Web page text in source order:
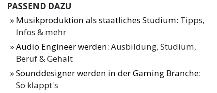
PASSEND DAZU
Musikproduktion als staatliches Studium: Tipps,
Infos & mehr
Audio Engineer werden: Ausbildung, Studium,
Beruf & Gehalt
Sounddesigner werden in der Gaming Branche:
So klappt's